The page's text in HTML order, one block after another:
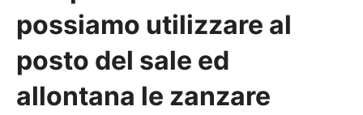
possiamo utilizzare al
posto del sale ed
allontana le zanzare